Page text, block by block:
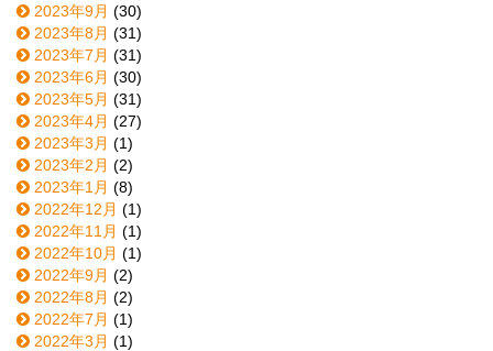
2023年9月 (30)
2023年8月 (31)
2023年7月 (31)
2023年6月 (30)
2023年5月 (31)
2023年4月 (27)
2023年3月 (1)
2023年2月 (2)
2023年1月 (8)
2022年12月 (1)
2022年11月 (1)
2022年10月 (1)
2022年9月 (2)
2022年8月 (2)
2022年7月 (1)
2022年3月 (1)